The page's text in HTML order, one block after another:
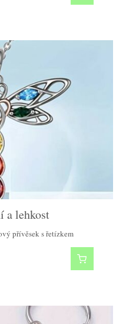
a lehkost
přívěsek s řetízkem